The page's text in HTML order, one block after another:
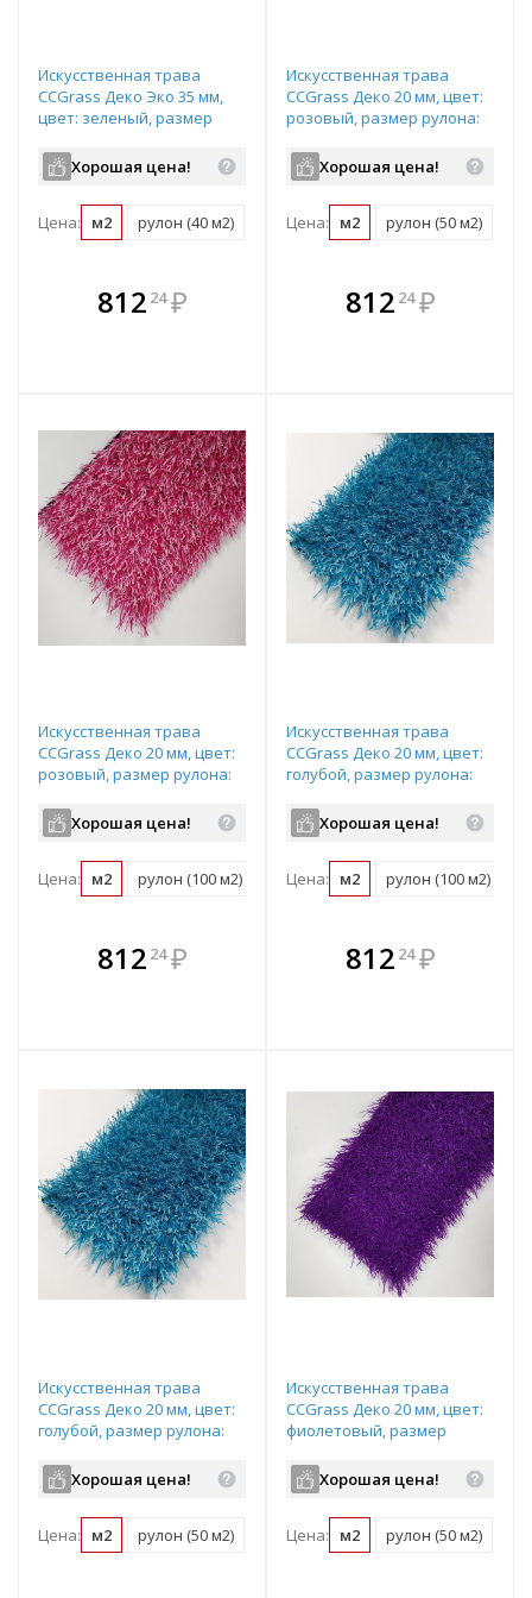
Искусственная трава
CCGrass Деко Эко 35 мм,
цвет: зеленый, размер
резка)Хорошая цена!
Цена: м2 рулон (40 м2)
812 24 ₽
В комплекте
всегда выгоднее!
Искусственная трава
CCGrass Деко 20 мм, цвет:
розовый, размер рулона:
Хорошая цена!
Цена: м2 рулон (50 м2)
В комплекте
всегда выгоднее!
812 24 ₽
Искусственная трава
CCGrass Деко 20 мм, цвет:
розовый, размер рулона:
Хорошая цена!
Цена: м2 рулон (100 м2)
812 24 ₽
В комплекте
всегда выгоднее!
Искусственная трава
CCGrass Деко 20 мм, цвет:
голубой, размер рулона:
Хорошая цена!
Цена: м2 рулон (100 м2)
В комплекте
всегда выгоднее!
812 24 ₽
Искусственная трава
CCGrass Деко 20 мм, цвет:
голубой, размер рулона:
Хорошая цена!
Цена: м2 рулон (50 м2)
Искусственная трава
CCGrass Деко 20 мм, цвет:
фиолетовый, размер
резка)Хорошая цена!
Цена: м2 рулон (50 м2)